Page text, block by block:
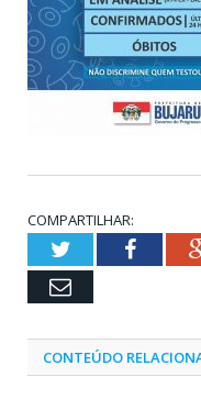
COMPARTILHAR:
Twitter
Email
CONTEÚDO